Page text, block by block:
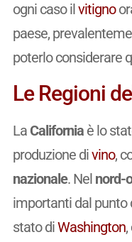
ogni caso ilvitigno
paese,
poterlo considerare
Le Regioni
La Californiaè lo
produzione divino,
nazionale. Nel nord-
importanti dal punto
stato diWashington,